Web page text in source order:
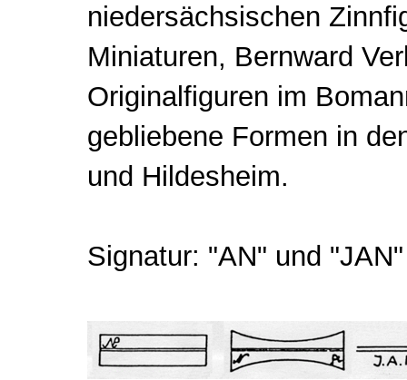
niedersächsischen
Miniaturen, Bernward
Originalfiguren im
gebliebene Formen in
und Hildesheim.
Signatur: "AN" und